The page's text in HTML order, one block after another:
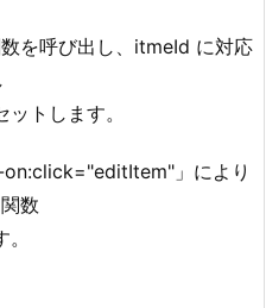
を呼び出し、itmeId に対応
トします。
」により
数